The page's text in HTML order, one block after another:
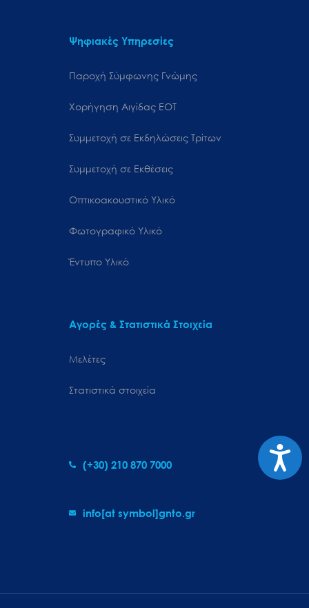
Ψηφιακές Υπηρεσίες
Παροχή Σύμφωνης Γνώμης
Χορήγηση Αιγίδας ΕΟΤ
Συμμετοχή σε Εκδηλώσεις Τρίτων
Συμμετοχή σε Εκθέσεις
Οπτικοακουστικό Υλικό
Φωτογραφικό Υλικό
Έντυπο Υλικό
Αγορές & Στατιστικά Στοιχεία
Μελέτες
Στατιστικά στοιχεία
(+30) 210 870 7000
info[at symbol]gnto.gr